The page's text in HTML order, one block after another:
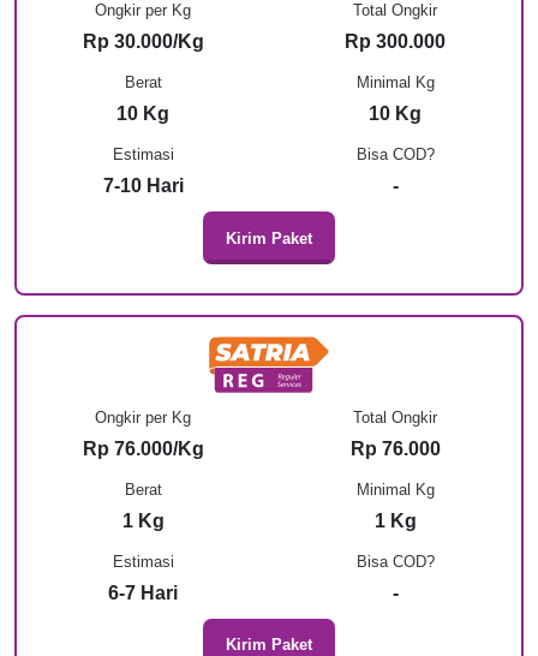
Bisa COD?
-
Ongkir per Kg
Rp 30.000/Kg
Total Ongkir
Rp 300.000
Berat
10 Kg
Minimal Kg
10 Kg
Estimasi
7-10 Hari
Kirim Paket
Bisa COD?
-
Ongkir per Kg
Rp 76.000/Kg
Total Ongkir
Rp 76.000
Berat
1 Kg
Minimal Kg
1 Kg
Estimasi
6-7 Hari
Kirim Paket